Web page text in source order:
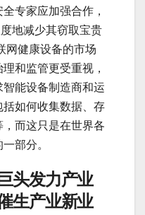
专家应加强合作，
地减少其窃取宝贵
网健康设备的市场
和监管更受重视，
能设备制造商和运
如何收集数据、存
而这只是在世界各
部分。
头发力产业
生产业新业